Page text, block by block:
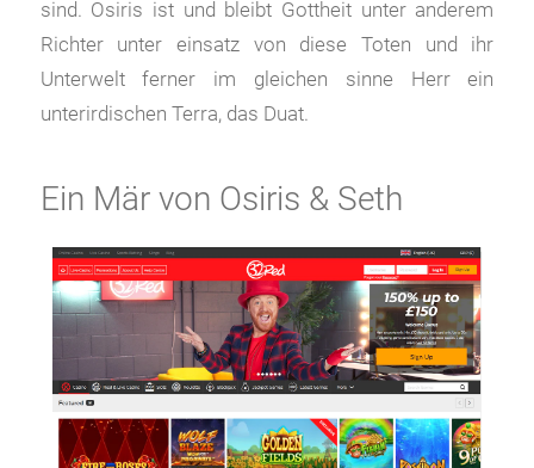
sind. Osiris ist und bleibt Gottheit unter anderem
Richter unter einsatz von diese Toten und ihr
Unterwelt ferner im gleichen sinne Herr ein
unterirdischen Terra, das Duat.
Ein Mär von Osiris & Seth